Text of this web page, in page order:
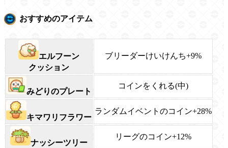
おすすめのアイテム
エルフーン
クッション
ブリーダーけいけんち+9%
みどりのプレート
コインをくれる(中)
キマワリフラワー
ランダムイベントのコイン+28%
ナッシーツリー
リーグのコイン+12%